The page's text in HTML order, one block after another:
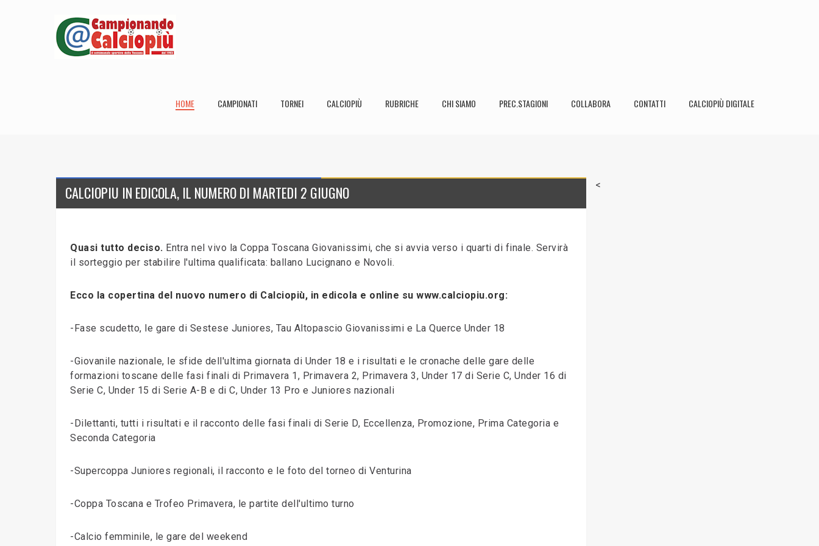
HOME CAMPIONATI TORNEI CALCIOPIÙ RUBRICHE CHI SIAMO PREC.STAGIONI COLLABORA CONTATTI CALCIOPIÙ DIGITALE
CALCIOPIU IN EDICOLA, IL NUMERO DI MARTEDI 2 GIUGNO
Quasi tutto deciso. Entra nel vivo la Coppa Toscana Giovanissimi, che si avvia verso i quarti di finale. Servirà
il sorteggio per stabilire l'ultima qualificata: ballano Lucignano e Novoli.
Ecco la copertina del nuovo numero di Calciopiù, in edicola e online su www.calciopiu.org:
-Fase scudetto, le gare di Sestese Juniores, Tau Altopascio Giovanissimi e La Querce Under 18
-Giovanile nazionale, le sfide dell'ultima giornata di Under 18 e i risultati e le cronache delle gare delle
formazioni toscane delle fasi finali di Primavera 1, Primavera 2, Primavera 3, Under 17 di Serie C, Under 16 di
Serie C, Under 15 di Serie A-B e di C, Under 13 Pro e Juniores nazionali
-Dilettanti, tutti i risultati e il racconto delle fasi finali di Serie D, Eccellenza, Promozione, Prima Categoria e
Seconda Categoria
-Supercoppa Juniores regionali, il racconto e le foto del torneo di Venturina
-Coppa Toscana e Trofeo Primavera, le partite dell'ultimo turno
-Calcio femminile, le gare del weekend
<